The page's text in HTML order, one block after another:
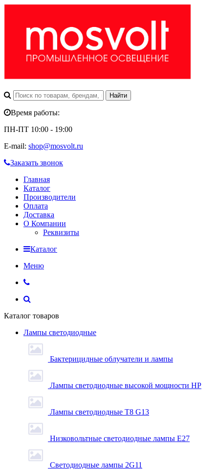
Время работы:
ПН-ПТ 10:00 - 19:00
E-mail: shop@mosvolt.ru
Заказать звонок
Главная
Каталог
Производители
Оплата
Доставка
О Компании
Реквизиты
Каталог
Меню
Каталог товаров
Лампы светодиодные
Бактерицидные облучатели и лампы
Лампы светодиодные высокой мощности HP
Лампы светодиодные Т8 G13
Низковольтные светодиодные лампы E27
Светодиодные лампы 2G11